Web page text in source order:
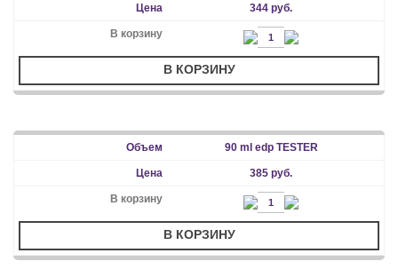
344 руб.
В КОРЗИНУ
90 ml edp TESTER
385 руб.
В КОРЗИНУ